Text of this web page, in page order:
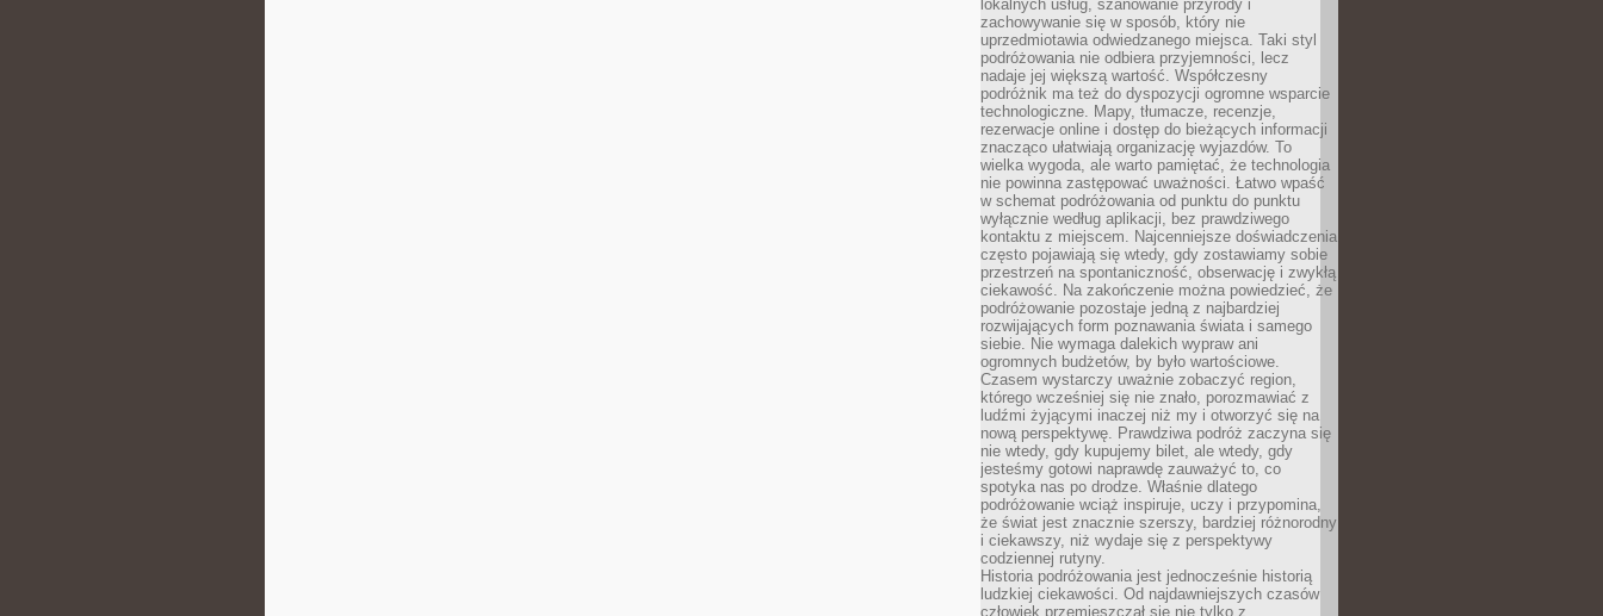
lokalnych usług, szanowanie przyrody i
zachowywanie się w sposób, który nie
uprzedmiotawia odwiedzanego miejsca. Taki styl
podróżowania nie odbiera przyjemności, lecz
nadaje jej większą wartość. Współczesny
podróżnik ma też do dyspozycji ogromne wsparcie
technologiczne. Mapy, tłumacze, recenzje,
rezerwacje online i dostęp do bieżących informacji
znacząco ułatwiają organizację wyjazdów. To
wielka wygoda, ale warto pamiętać, że technologia
nie powinna zastępować uważności. Łatwo wpaść
w schemat podróżowania od punktu do punktu
wyłącznie według aplikacji, bez prawdziwego
kontaktu z miejscem. Najcenniejsze doświadczenia
często pojawiają się wtedy, gdy zostawiamy sobie
przestrzeń na spontaniczność, obserwację i zwykłą
ciekawość. Na zakończenie można powiedzieć, że
podróżowanie pozostaje jedną z najbardziej
rozwijających form poznawania świata i samego
siebie. Nie wymaga dalekich wypraw ani
ogromnych budżetów, by było wartościowe.
Czasem wystarczy uważnie zobaczyć region,
którego wcześniej się nie znało, porozmawiać z
ludźmi żyjącymi inaczej niż my i otworzyć się na
nową perspektywę. Prawdziwa podróż zaczyna się
nie wtedy, gdy kupujemy bilet, ale wtedy, gdy
jesteśmy gotowi naprawdę zauważyć to, co
spotyka nas po drodze. Właśnie dlatego
podróżowanie wciąż inspiruje, uczy i przypomina,
że świat jest znacznie szerszy, bardziej różnorodny
i ciekawszy, niż wydaje się z perspektywy
codziennej rutyny.
Historia podróżowania jest jednocześnie historią
ludzkiej ciekawości. Od najdawniejszych czasów
człowiek przemieszczał się nie tylko z